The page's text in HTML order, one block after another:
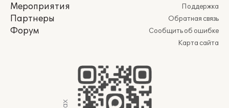
Мероприятия
Партнеры
Форум
Поддержка
Обратная связь
Сообщить об ошибке
Карта сайта